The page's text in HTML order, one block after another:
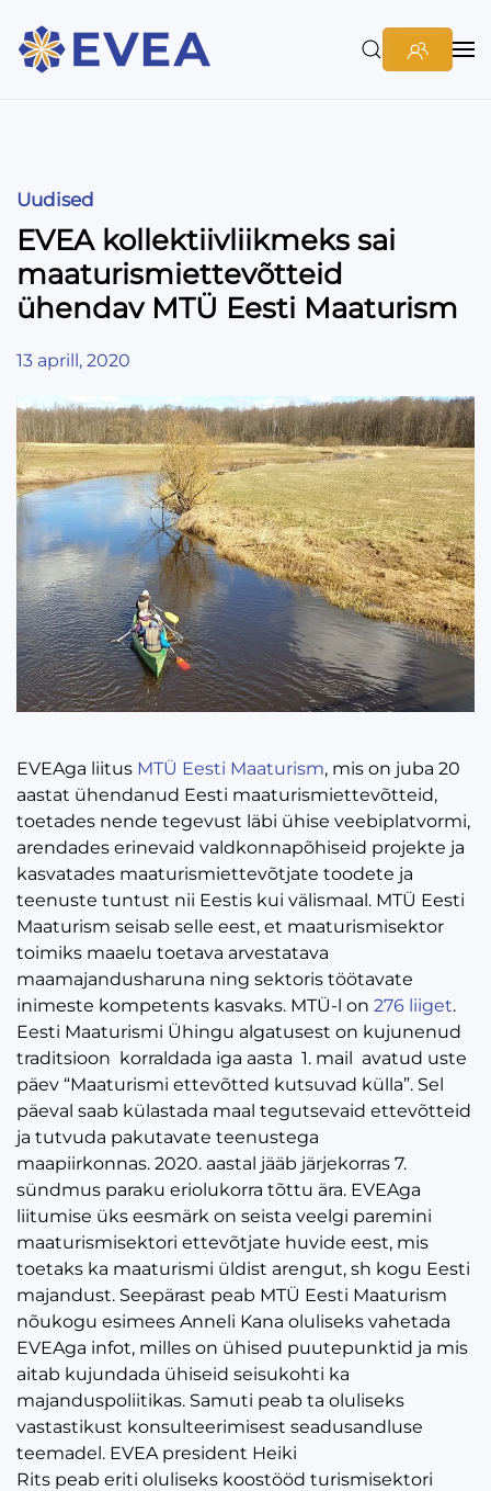
Uudised
EVEA kollektiivliikmeks sai
maaturismiettevõtteid
ühendav MTÜ Eesti Maaturism
13 aprill, 2020
EVEAga liitus MTÜ Eesti Maaturism, mis on juba 20
aastat ühendanud Eesti maaturismiettevõtteid,
toetades nende tegevust läbi ühise veebiplatvormi,
arendades erinevaid valdkonnapõhiseid projekte ja
kasvatades maaturismiettevõtjate toodete ja
teenuste tuntust nii Eestis kui välismaal. MTÜ Eesti
Maaturism seisab selle eest, et maaturismisektor
toimiks maaelu toetava arvestatava
maamajandusharuna ning sektoris töötavate
inimeste kompetents kasvaks. MTÜ-l on 276 liiget.
Eesti Maaturismi Ühingu algatusest on kujunenud
traditsioon korraldada iga aasta 1. mail avatud uste
päev “Maaturismi ettevõtted kutsuvad külla”. Sel
päeval saab külastada maal tegutsevaid ettevõtteid
ja tutvuda pakutavate teenustega
maapiirkonnas. 2020. aastal jääb järjekorras 7.
sündmus paraku eriolukorra tõttu ära. EVEAga
liitumise üks eesmärk on seista veelgi paremini
maaturismisektori ettevõtjate huvide eest, mis
toetaks ka maaturismi üldist arengut, sh kogu Eesti
majandust. Seepärast peab MTÜ Eesti Maaturism
nõukogu esimees Anneli Kana oluliseks vahetada
EVEAga infot, milles on ühised puutepunktid ja mis
aitab kujundada ühiseid seisukohti ka
majanduspoliitikas. Samuti peab ta oluliseks
vastastikust konsulteerimisest seadusandluse
teemadel. EVEA president Heiki
Rits peab eriti oluliseks koostööd turismisektori